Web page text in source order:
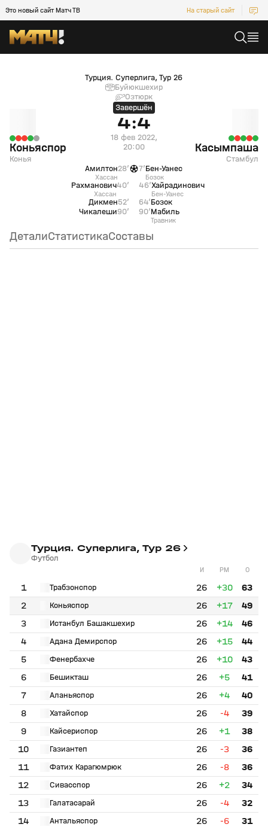
Это новый сайт Матч ТВ На старый сайт
Турция. Суперлига, Тур 26
Буйюкшехир
Озтюрк
Коньяспор
Конья
Завершён
4:4
18 фев 2022,
20:00
Касымпаша
Стамбул
Амилтон
Хассан
28’
Рахманович
Хассан
40’
Дикмен52’
Чикалеши90’
Бен-Уанес
Бозок
7’
Хайрадинович
Бен-Уанес
46’
Бозок
64’
Мабиль
Травник
90’
Детали Статистика Составы
Турция. Суперлига, Тур 26
Футбол
И РМ О
1 Трабзонспор 26 +30
63
2
Коньяспор 26 +17
49
3
Истанбул Башакшехир 26 +14
46
4
Адана Демирспор 26 +15
44
5
Фенербахче 26 +10
43
6
Бешикташ 26 +5
41
7
Аланьяспор 26 +4
40
8
Хатайспор 26 -4
39
9
Кайсериспор 26 +1
38
10
Газиантеп 26 -3
36
11
Фатих Карагюмрюк 26 -8
36
12
Сивасспор 26 +2
34
13
Галатасарай 26 -4
32
14
Антальяспор 26 -6
31